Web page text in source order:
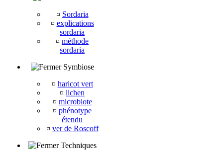
¤ Sordaria
¤ explications
sordaria
¤ méthode
sordaria
Symbiose
¤ haricot vert
¤ lichen
¤ microbiote
¤ phénotype
étendu
¤ ver de Roscoff
Techniques